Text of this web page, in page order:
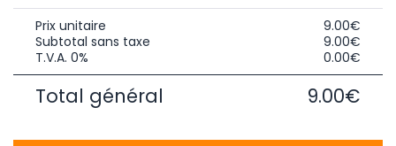
Prix unitaire
9.00€
Subtotal sans taxe
9.00€
T.V.A. 0%
0.00€
Total général 9.00€